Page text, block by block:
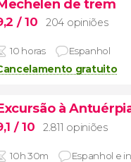
de trem
/ 10 204 opiniões
10 horas Espanhol
gratuito
à
/ 10 2.811 opiniões
10h 30m Espanhol e